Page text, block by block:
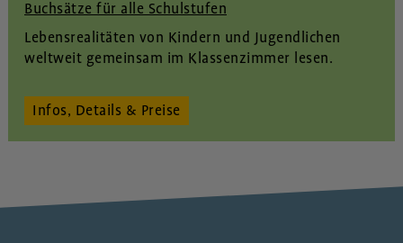
Buchsätze für alle Schulstufen
Lebensrealitäten von Kindern und Jugendlichen
weltweit gemeinsam im Klassenzimmer lesen.
Infos, Details & Preise